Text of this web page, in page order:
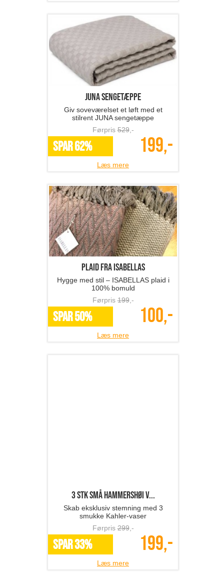
JUNA sengetæppe
Giv soveværelset et løft med et
stilrent JUNA sengetæppe
Førpris529,-
SPAR 62% 199,-
Læs mere
Plaid fra ISABELLAS
Hygge med stil – ISABELLAS plaid i
100% bomuld
Førpris199,-
SPAR 50% 100,-
Læs mere
SPAR 33% 199,-
Læs mere